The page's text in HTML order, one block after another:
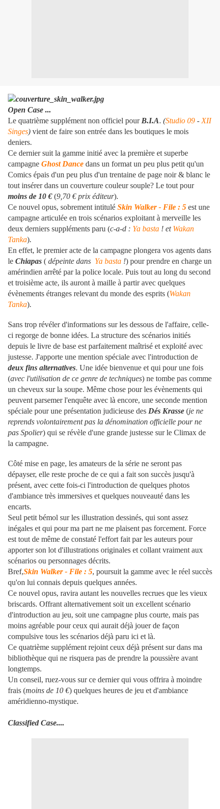
Open Case ...
Le quatrième supplément non officiel pour B.I.A. (Studio 09 - XII
Singes) vient de faire son entrée dans les boutiques le mois
deniers.
Ce dernier suit la gamme initié avec la première et superbe
campagne Ghost Dance dans un format un peu plus petit qu'un
Comics épais d'un peu plus d'un trentaine de page noir & blanc le
tout insérer dans un couverture couleur souple? Le tout pour
moins de 10 €(9,70 € prix éditeur).
Ce nouvel opus, sobrement intitulé Skin Walker - File : 5 est une
campagne articulée en trois scénarios exploitant à merveille les
deux derniers suppléments paru (c-a-d : Ya basta ! et Wakan
Tanka).
En effet, le premier acte de la campagne plongera vos agents dans
le Chiapas ( dépeinte dans Ya basta !) pour prendre en charge un
amérindien arrêté par la police locale. Puis tout au long du second
et troisième acte, ils auront à maille à partir avec quelques
évènements étranges relevant du monde des esprits (Wakan
Tanka).
Sans trop révéler d'informations sur les dessous de l'affaire, celle-
ci regorge de bonne idées. La structure des scénarios initiés
depuis le livre de base est parfaitement maîtrisé et exploité avec
justesse. J'apporte une mention spéciale avec l'introduction de
deux fins alternatives. Une idée bienvenue et qui pour une fois
(avec l'utilisation de ce genre de techniques) ne tombe pas comme
un cheveux sur la soupe. Même chose pour les évènements qui
peuvent parsemer l'enquête avec là encore, une seconde mention
spéciale pour une présentation judicieuse des Dés Krasse (je ne
reprends volontairement pas la dénomination officielle pour ne
pas Spolier) qui se révèle d'une grande justesse sur le Climax de
la campagne.
Côté mise en page, les amateurs de la série ne seront pas
dépayser, elle reste proche de ce qui a fait son succès jusqu'à
présent, avec cette fois-ci l'introduction de quelques photos
d'ambiance très immersives et quelques nouveauté dans les
encarts.
Seul petit bémol sur les illustration dessinés, qui sont assez
inégales et qui pour ma part ne me plaisent pas forcement. Force
est tout de même de constaté l'effort fait par les auteurs pour
apporter son lot d'illustrations originales et collant vraiment aux
scénarios ou personnages décrits.
Bref,Skin Walker - File : 5, poursuit la gamme avec le réel succès
qu'on lui connais depuis quelques années.
Ce nouvel opus, ravira autant les nouvelles recrues que les vieux
briscards. Offrant alternativement soit un excellent scénario
d'introduction au jeu, soit une campagne plus courte, mais pas
moins agréable pour ceux qui aurait déjà jouer de façon
compulsive tous les scénarios déjà paru ici et là.
Ce quatrième supplément rejoint ceux déjà présent sur dans ma
bibliothèque qui ne risquera pas de prendre la poussière avant
longtemps.
Un conseil, ruez-vous sur ce dernier qui vous offrira à moindre
frais (moins de 10 €) quelques heures de jeu et d'ambiance
améridienno-mystique.
Classified Case....